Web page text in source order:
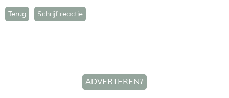
Terug Schrijf reactie
ADVERTEREN?